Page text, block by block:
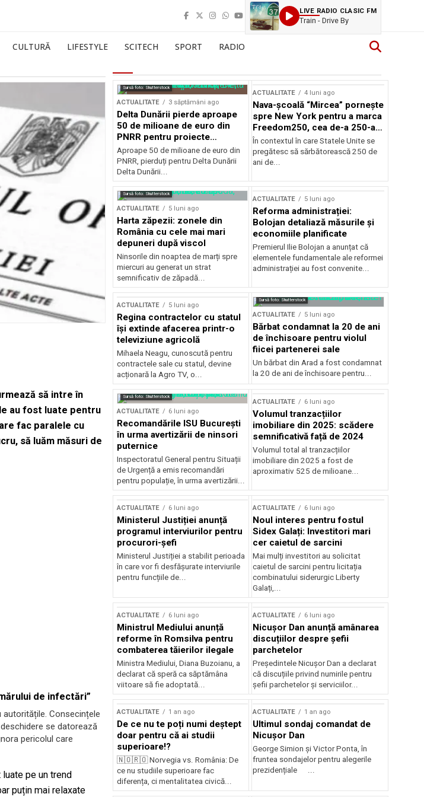
LIVE RADIO CLASIC FM
Train - Drive By
CULTURĂ LIFESTYLE SCITECH SPORT RADIO
să intre în
au fost luate pentru
fac paralele cu
să luăm măsuri de
de infectări”
Consecințele
se datorează
pericolul care
pe un trend
puțin mai relaxate
Sursă foto: Shutterstock
ACTUALITATE 3 săptămâni ago
Delta Dunării pierde aproape
50 de milioane de euro din
PNRR pentru proiecte
esențiale
Aproape 50 de milioane de euro din
PNRR, pierduți pentru Delta Dunării
Delta Dunării...
ACTUALITATE 4 luni ago
Nava-școală “Mircea” pornește
spre New York pentru a marca
Freedom250, cea de-a 250-a
aniversare a Statelor Unite
În contextul în care Statele Unite se
pregătesc să sărbătorească 250 de
ani de...
Sursă foto: Shutterstock
ACTUALITATE 5 luni ago
Harta zăpezii: zonele din
România cu cele mai mari
depuneri după viscol
Ninsorile din noaptea de marți spre
miercuri au generat un strat
semnificativ de zăpadă...
ACTUALITATE 5 luni ago
Reforma administrației:
Bolojan detaliază măsurile și
economiile planificate
Premierul Ilie Bolojan a anunțat că
elementele fundamentale ale reformei
administrației au fost convenite...
ACTUALITATE 5 luni ago
Regina contractelor cu statul
își extinde afacerea printr-o
televiziune agricolă
Mihaela Neagu, cunoscută pentru
contractele sale cu statul, devine
acționară la Agro TV, o...
Sursă foto: Shutterstock
ACTUALITATE 5 luni ago
Bărbat condamnat la 20 de ani
de închisoare pentru violul
fiicei partenerei sale
Un bărbat din Arad a fost condamnat
la 20 de ani de închisoare pentru...
Sursă foto: Shutterstock
ACTUALITATE 6 luni ago
Recomandările ISU București
în urma avertizării de ninsori
puternice
Inspectoratul General pentru Situații
de Urgență a emis recomandări
pentru populație, în urma avertizării...
ACTUALITATE 6 luni ago
Volumul tranzacțiilor
imobiliare din 2025: scădere
semnificativă față de 2024
Volumul total al tranzacțiilor
imobiliare din 2025 a fost de
aproximativ 525 de milioane...
ACTUALITATE 6 luni ago
Ministerul Justiției anunță
programul interviurilor pentru
procurori-șefi
Ministerul Justiției a stabilit perioada
în care vor fi desfășurate interviurile
pentru funcțiile de...
ACTUALITATE 6 luni ago
Noul interes pentru fostul
Sidex Galați: Investitori mari
cer caietul de sarcini
Mai mulți investitori au solicitat
caietul de sarcini pentru licitația
combinatului siderurgic Liberty
Galați,...
ACTUALITATE 6 luni ago
Ministrul Mediului anunță
reforme în Romsilva pentru
combaterea tăierilor ilegale
Ministra Mediului, Diana Buzoianu, a
declarat că speră ca săptămâna
viitoare să fie adoptată...
ACTUALITATE 6 luni ago
Nicușor Dan anunță amânarea
discuțiilor despre șefii
parchetelor
Președintele Nicușor Dan a declarat
că discuțiile privind numirile pentru
șefii parchetelor și serviciilor...
ACTUALITATE 1 an ago
De ce nu te poți numi deștept
doar pentru că ai studii
superioare!?
🇳🇴🇷🇴 Norvegia vs. România: De
ce nu studiile superioare fac
diferența, ci mentalitatea civică...
ACTUALITATE 1 an ago
Ultimul sondaj comandat de
Nicușor Dan
George Simion și Victor Ponta, în
fruntea sondajelor pentru alegerile
prezidențiale ...